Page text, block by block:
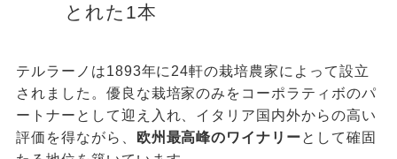
とれた1本
テルラーノは1893年に24軒の栽培農家によって設立
されました。優良な栽培家のみをコーポラティボのパ
ートナーとして迎え入れ、イタリア国内外からの高い
評価を得ながら、
欧州最高峰のワイナリーとして確固